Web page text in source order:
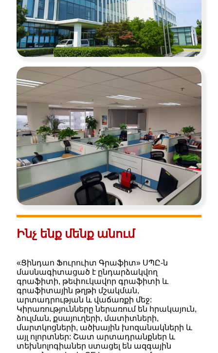
Ինչ ենք մենք անում
«Ցինդաո Ֆուրուիտ Գրաֆիտ» ՍՊԸ-ն
մասնագիտացած է ընդարձակվող
գրաֆիտի, թեփուկավոր գրաֆիտի և
գրաֆիտային թղթի մշակման,
արտադրության և վաճառքի մեջ:
Կիրառությունները ներառում են հրակայուն,
ձուլման, քսայուղերի, մատիտների,
մարտկոցների, ածխային խոզանակների և
այլ ոլորտներ: Շատ արտադրանքներ և
տեխնոլոգիաներ ստացել են ազգային